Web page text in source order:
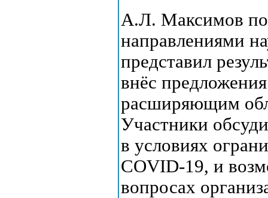
А.Л. Максимов
направлениями
представил
внёс
расширяющим
Участники
в условиях
COVID-19, и
вопросах